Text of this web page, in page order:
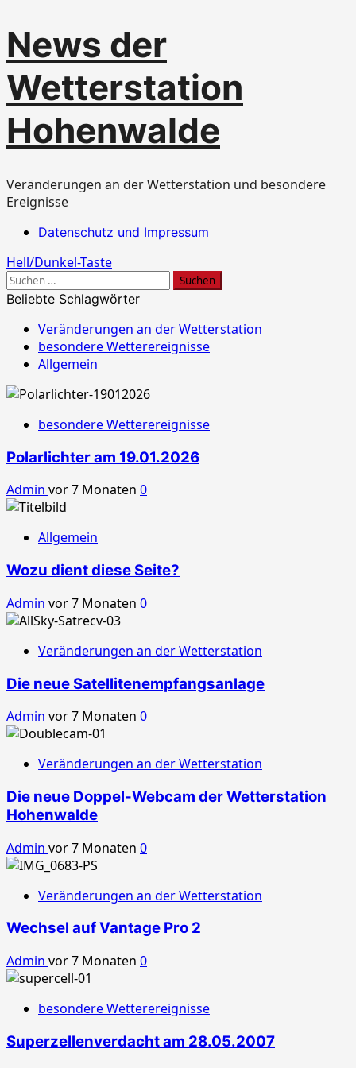
Zum
Inhalt
springen
News der
Wetterstation
Hohenwalde
Veränderungen an der Wetterstation und besondere
Ereignisse
PrimäresDatenschutz und Impressum
Hell/Dunkel-Taste
Suchen
nach:
Beliebte Schlagwörter
Veränderungen an der Wetterstation
besondere Wetterereignisse
Allgemein
besondere Wetterereignisse
Polarlichter am 19.01.2026
Admin vor 7 Monaten 0
Allgemein
Wozu dient diese Seite?
Admin vor 7 Monaten 0
Veränderungen an der Wetterstation
Die neue Satellitenempfangsanlage
Admin vor 7 Monaten 0
Veränderungen an der Wetterstation
Die neue Doppel-Webcam der Wetterstation
Hohenwalde
Admin vor 7 Monaten 0
Veränderungen an der Wetterstation
Wechsel auf Vantage Pro 2
Admin vor 7 Monaten 0
besondere Wetterereignisse
Superzellenverdacht am 28.05.2007